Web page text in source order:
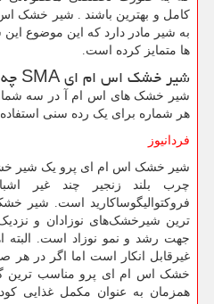
کامل و بهترین باشند . شیر خشک اس
به شیر مادر دارد که این موضوع
ها متمایز کرده است.
شیر خشک اس ام ایSMA
هر شماره برای یک رده سنی
فردانیوز
شیر خشک اس ام ای پرو یک شیر
فروکتوالیگوساکارید است. شیر
ترین شیرخشک‌های نوزادان و
جهت رشد و نمو نوزاد است. البته
غیرقابل انکار است اما اگر در هر
خشک اس ام ای پرو مناسب ترین
همزمان به عنوان مکمل غذایی